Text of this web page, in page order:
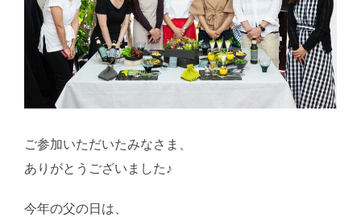
ご参加いただいたみなさま、
ありがとうございました♪
今年の父の日は、